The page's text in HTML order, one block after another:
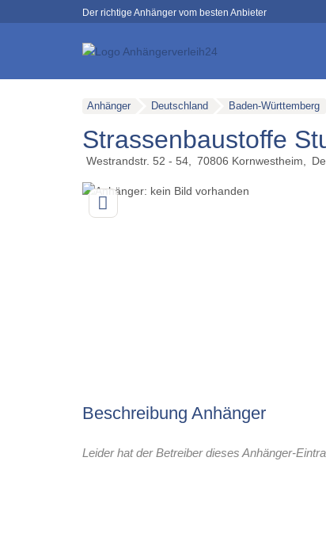
Der richtige Anhänger vom besten Anbieter
Anhänger Deutschland Baden-Württemberg
Strassenbaustoffe
Westrandstr. 52 - 54 70806 Kornwestheim
Beschreibung Anhänger
Leider hat der Betreiber dieses Anhänger-